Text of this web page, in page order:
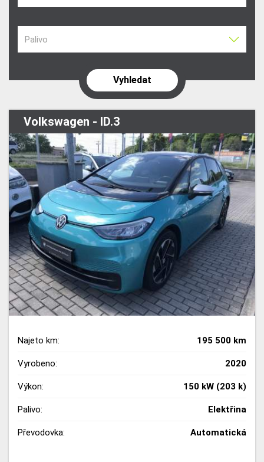
Palivo
Volkswagen - ID.3
Najeto km: 195 500 km
Vyrobeno: 2020
Výkon: 150 kW (203 k)
Palivo: Elektřina
Převodovka: Automatická